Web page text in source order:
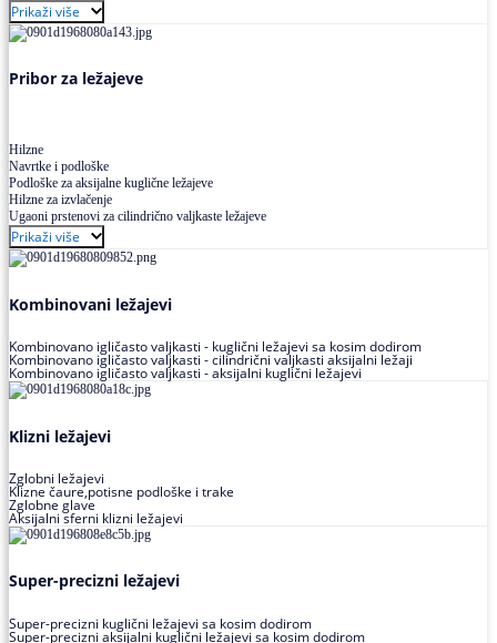
Prikaži više
Pribor za ležajeve
Hilzne
Navrtke i podloške
Podloške za aksijalne kuglične ležajeve
Hilzne za izvlačenje
Ugaoni prstenovi za cilindrično valjkaste ležajeve
Prikaži više
Kombinovani ležajevi
Kombinovano igličasto valjkasti - kuglični ležajevi sa kosim dodirom
Kombinovano igličasto valjkasti - cilindrični valjkasti aksijalni ležaji
Kombinovano igličasto valjkasti - aksijalni kuglični ležajevi
Klizni ležajevi
Zglobni ležajevi
Klizne čaure,potisne podloške i trake
Zglobne glave
Aksijalni sferni klizni ležajevi
Super-precizni ležajevi
Super-precizni kuglični ležajevi sa kosim dodirom
Super-precizni aksijalni kuglični ležajevi sa kosim dodirom